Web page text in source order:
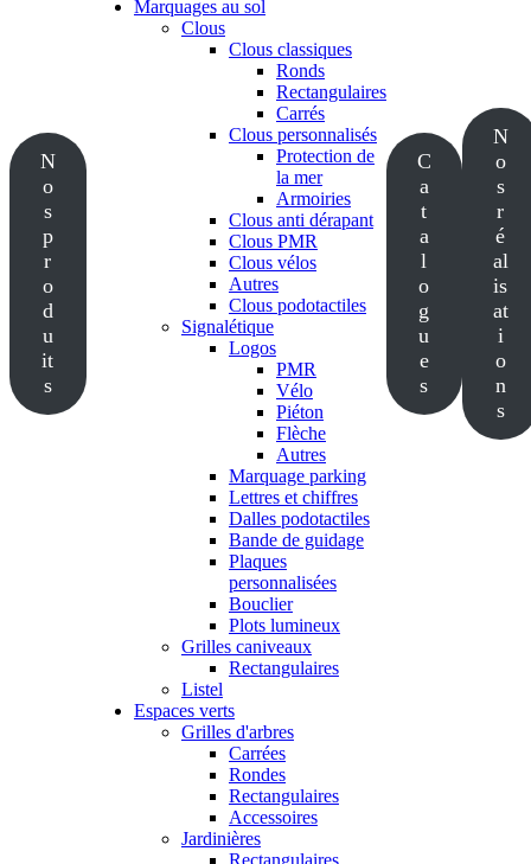
N
o
s
p
r
o
d
u
it
s
Marquages au sol
Clous
Clous classiques
Ronds
Rectangulaires
Carrés
Clous personnalisés
Protection de
la mer
Armoiries
Clous anti dérapant
Clous PMR
Clous vélos
Autres
Clous podotactiles
Signalétique
Logos
PMR
Vélo
Piéton
Flèche
Autres
Marquage parking
Lettres et chiffres
Dalles podotactiles
Bande de guidage
Plaques
personnalisées
Bouclier
Plots lumineux
Grilles caniveaux
Rectangulaires
Listel
Espaces verts
Grilles d'arbres
Carrées
Rondes
Rectangulaires
Accessoires
Jardinières
Rectangulaires
C
a
t
a
l
o
g
u
e
s
N
o
s
r
é
al
is
at
i
o
n
s